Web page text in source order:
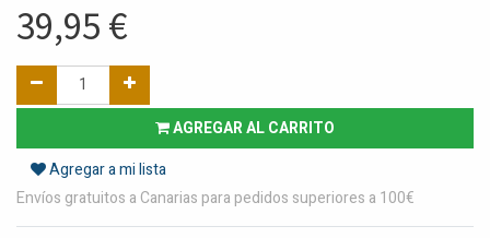
39,95 €
AGREGAR AL CARRITO
Agregar a mi lista
Envíos gratuitos a Canarias para pedidos superiores a 100€